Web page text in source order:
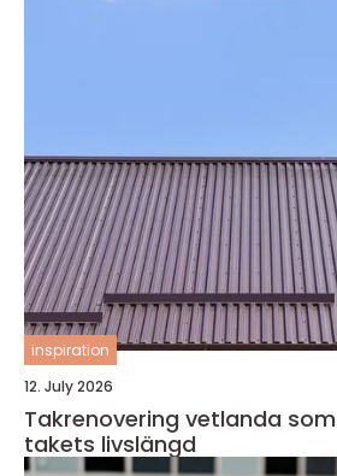
inspiration
12. July 2026
Takrenovering vetlanda
takets livslängd